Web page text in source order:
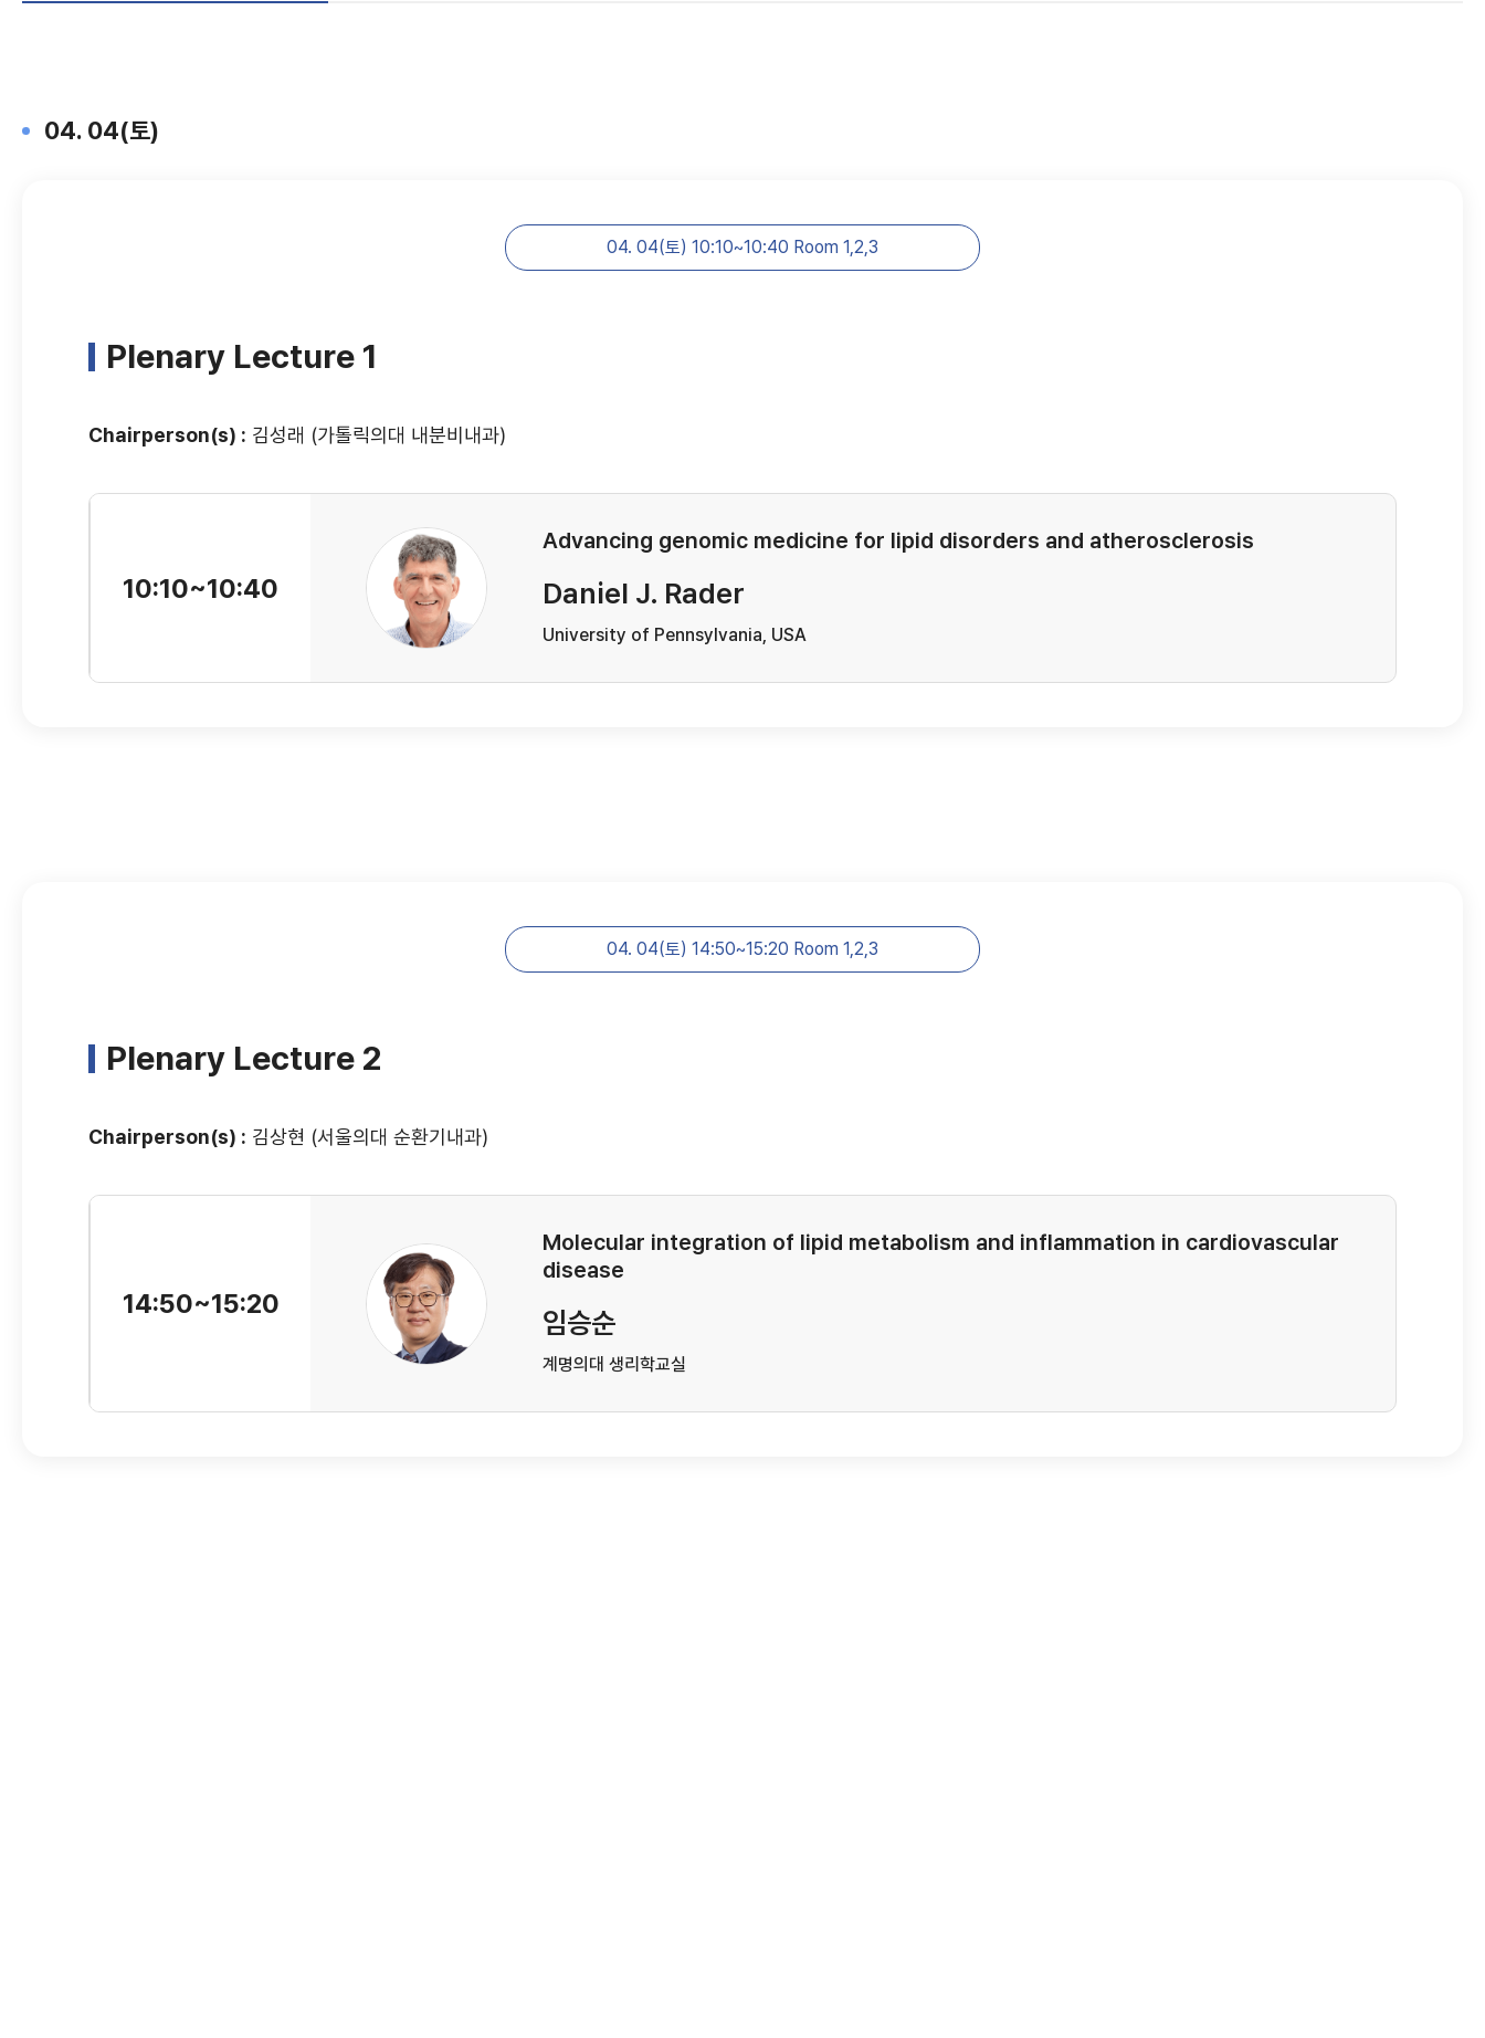
04. 04(토)
04. 04(토) 10:10~10:40 Room 1,2,3
Plenary Lecture 1
Chairperson(s) : 김성래 (가톨릭의대 내분비내과)
Advancing genomic medicine for lipid disorders and atherosclerosis
Daniel J. Rader
University of Pennsylvania, USA
10:10~10:40
04. 04(토) 14:50~15:20 Room 1,2,3
Plenary Lecture 2
Chairperson(s) : 김상현 (서울의대 순환기내과)
Molecular integration of lipid metabolism and inflammation in cardiovascular
disease
임승순
계명의대 생리학교실
14:50~15:20